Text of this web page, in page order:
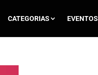
CATEGORIAS EVENTOS